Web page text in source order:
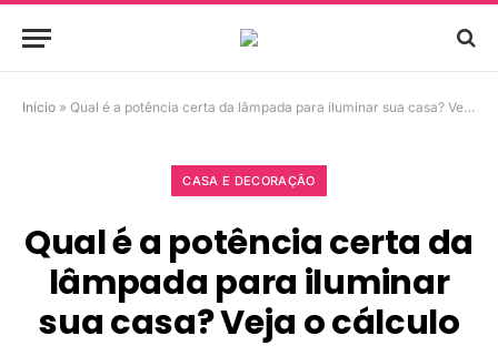
Início » Qual é a potência certa da lâmpada para iluminar sua casa? Veja o cálculo
CASA E DECORAÇÃO
Qual é a potência certa da
lâmpada para iluminar
sua casa? Veja o cálculo